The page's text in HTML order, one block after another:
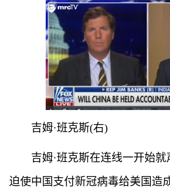
吉姆·班克斯(右)
吉姆·班克斯在连线一开始
迫使中国支付新冠病毒给美国造